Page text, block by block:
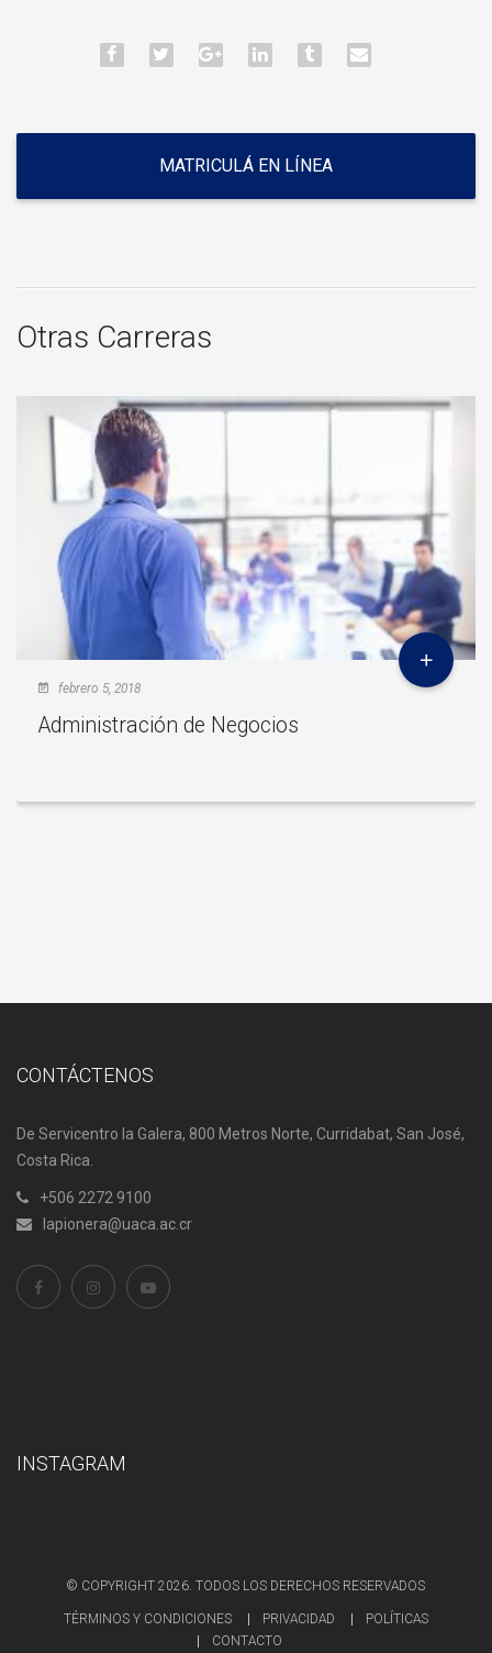
MATRICULÁ EN LÍNEA
Otras Carreras
febrero 5, 2018
Administración de Negocios
CONTÁCTENOS
De Servicentro la Galera, 800 Metros Norte, Curridabat, San José,
Costa Rica.
+506 2272 9100
lapionera@uaca.ac.cr
INSTAGRAM
© COPYRIGHT 2026. TODOS LOS DERECHOS RESERVADOS
TÉRMINOS Y CONDICIONES PRIVACIDAD
POLÍTICAS
CONTACTO